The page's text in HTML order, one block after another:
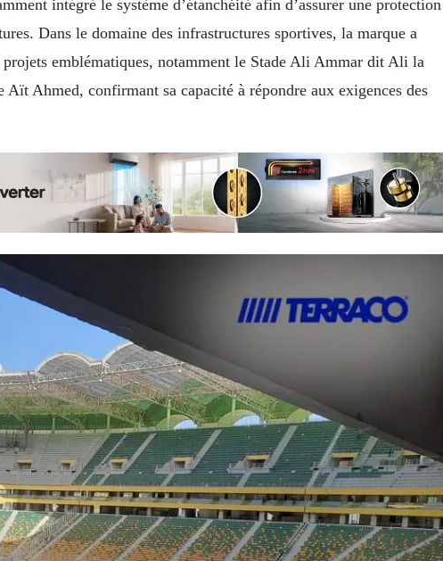
intégré le système d’étanchéité afin d’assurer une protection
Dans le domaine des infrastructures sportives, la marque a
emblématiques, notamment le Stade Ali Ammar dit Ali la
Aït Ahmed, confirmant sa capacité à répondre aux exigences des